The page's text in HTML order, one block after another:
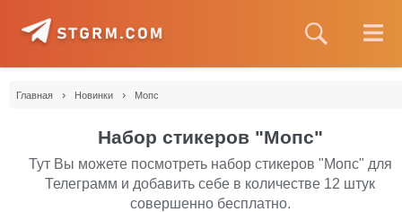
Главная › Новинки › Мопс
Набор стикеров "Мопс"
Тут Вы можете посмотреть набор стикеров "Мопс" для
Телеграмм и добавить себе в количестве 12 штук
совершенно бесплатно.